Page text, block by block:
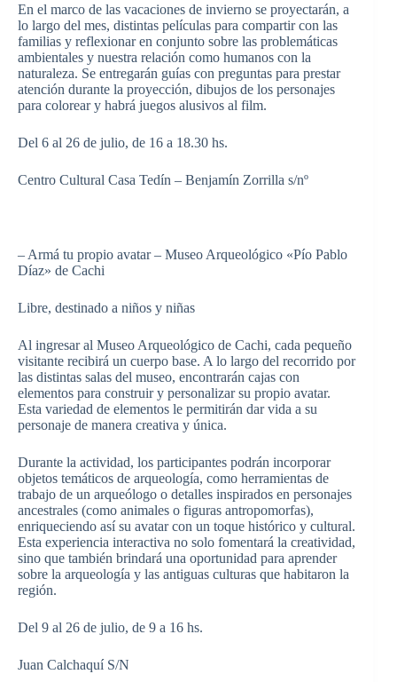
En el marco de las vacaciones de invierno se proyectarán, a
lo largo del mes, distintas películas para compartir con las
familias y reflexionar en conjunto sobre las problemáticas
ambientales y nuestra relación como humanos con la
naturaleza. Se entregarán guías con preguntas para prestar
atención durante la proyección, dibujos de los personajes
para colorear y habrá juegos alusivos al film.
Del 6 al 26 de julio, de 16 a 18.30 hs.
Centro Cultural Casa Tedín – Benjamín Zorrilla s/nº
– Armá tu propio avatar – Museo Arqueológico «Pío Pablo
Díaz» de Cachi
Libre, destinado a niños y niñas
Al ingresar al Museo Arqueológico de Cachi, cada pequeño
visitante recibirá un cuerpo base. A lo largo del recorrido por
las distintas salas del museo, encontrarán cajas con
elementos para construir y personalizar su propio avatar.
Esta variedad de elementos le permitirán dar vida a su
personaje de manera creativa y única.
Durante la actividad, los participantes podrán incorporar
objetos temáticos de arqueología, como herramientas de
trabajo de un arqueólogo o detalles inspirados en personajes
ancestrales (como animales o figuras antropomorfas),
enriqueciendo así su avatar con un toque histórico y cultural.
Esta experiencia interactiva no solo fomentará la creatividad,
sino que también brindará una oportunidad para aprender
sobre la arqueología y las antiguas culturas que habitaron la
región.
Del 9 al 26 de julio, de 9 a 16 hs.
Juan Calchaquí S/N